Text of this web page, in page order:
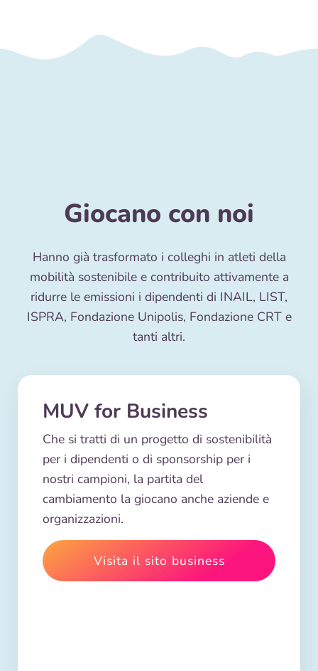
Giocano con noi
Hanno già trasformato i colleghi in atleti della
mobilità sostenibile e contribuito attivamente a
ridurre le emissioni i dipendenti di INAIL, LIST,
ISPRA, Fondazione Unipolis, Fondazione CRT e
tanti altri.
MUV for Business
Che si tratti di un progetto di sostenibilità
per i dipendenti o di sponsorship per i
nostri campioni, la partita del
cambiamento la giocano anche aziende e
organizzazioni.
Visita il sito business